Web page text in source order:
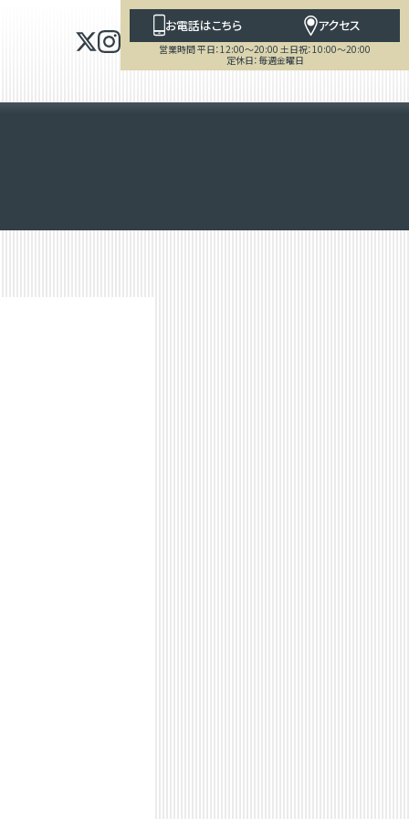
お電話はこちら アクセス
営業時間 平日：12:00～20:00 土日祝：10:00～20:00
定休日：毎週金曜日